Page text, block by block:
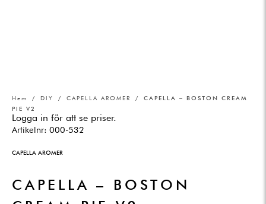
Hem / DIY / CAPELLA AROMER
/ CAPELLA – BOSTON CREAM
PIE V2
Logga in för att se priser.
Artikelnr: 000-532
CAPELLA AROMER
CAPELLA – BOSTON